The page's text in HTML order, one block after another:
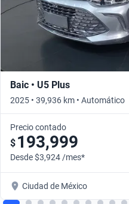
Baic • U5 Plus
2025 • 39,936 km • Automático
Precio contado
$ 193,999
Desde $3,924 /mes*
Ciudad de México